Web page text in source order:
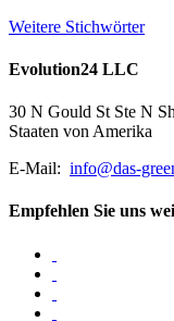
Weitere Stichwörter
Evolution24 LLC
30 N Gould St Ste N
Staaten von Amerika
E-Mail: info@das-
Empfehlen Sie uns